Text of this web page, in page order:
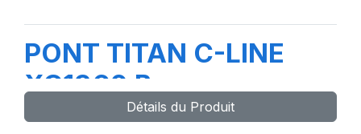
PONT TITAN C-LINE
XC1360 B
Détails du Produit